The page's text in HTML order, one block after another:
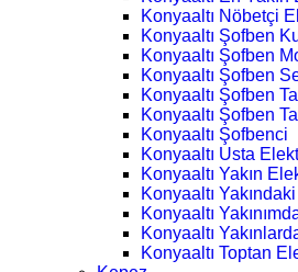
Konyaaltı Nöbetçi
Konyaaltı Şofben
Konyaaltı Şofben
Konyaaltı Şofben
Konyaaltı Şofben
Konyaaltı Şofben
Konyaaltı Şofbenci
Konyaaltı Usta
Konyaaltı Yakın
Konyaaltı
Konyaaltı
Konyaaltı
Konyaaltı Toptan